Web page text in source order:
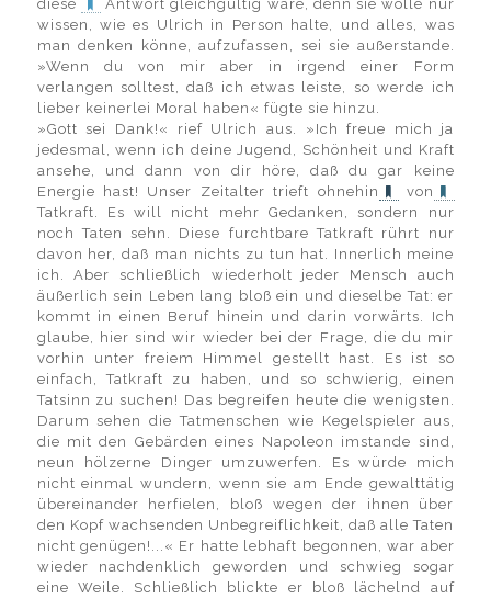
diese
Antwort gleichgültig wäre, denn sie wolle nur
wissen, wie es Ulrich in Person halte, und alles, was
man denken könne, aufzufassen, sei sie außerstande.
»Wenn du von mir aber in irgend einer Form
verlangen solltest, daß ich etwas leiste, so werde ich
lieber keinerlei Moral haben« fügte sie hinzu.
»Gott sei Dank!« rief Ulrich aus. »Ich freue mich ja
jedesmal, wenn ich deine Jugend, Schönheit und Kraft
ansehe, und dann von dir höre, daß du gar keine
Energie hast! Unser Zeitalter trieft ohnehin
von
Tatkraft. Es will nicht mehr Gedanken, sondern nur
noch Taten sehn. Diese furchtbare Tatkraft rührt nur
davon her, daß man nichts zu tun hat. Innerlich meine
ich. Aber schließlich wiederholt jeder Mensch auch
äußerlich sein Leben lang bloß ein und dieselbe Tat: er
kommt in einen Beruf hinein und darin vorwärts. Ich
glaube, hier sind wir wieder bei der Frage, die du mir
vorhin unter freiem Himmel gestellt hast. Es ist so
einfach, Tatkraft zu haben, und so schwierig, einen
Tatsinn zu suchen! Das begreifen heute die wenigsten.
Darum sehen die Tatmenschen wie Kegelspieler aus,
die mit den Gebärden eines Napoleon imstande sind,
neun hölzerne Dinger umzuwerfen. Es würde mich
nicht einmal wundern, wenn sie am Ende gewalttätig
übereinander herfielen, bloß wegen der ihnen über
den Kopf wachsenden Unbegreiflichkeit, daß alle Taten
nicht genügen!...« Er hatte lebhaft begonnen, war aber
wieder nachdenklich geworden und schwieg sogar
eine Weile. Schließlich blickte er bloß lächelnd auf